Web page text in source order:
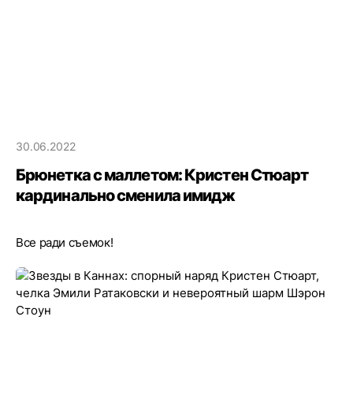
30.06.2022
Брюнетка с маллетом: Кристен Стюарт
кардинально сменила имидж
Все ради съемок!